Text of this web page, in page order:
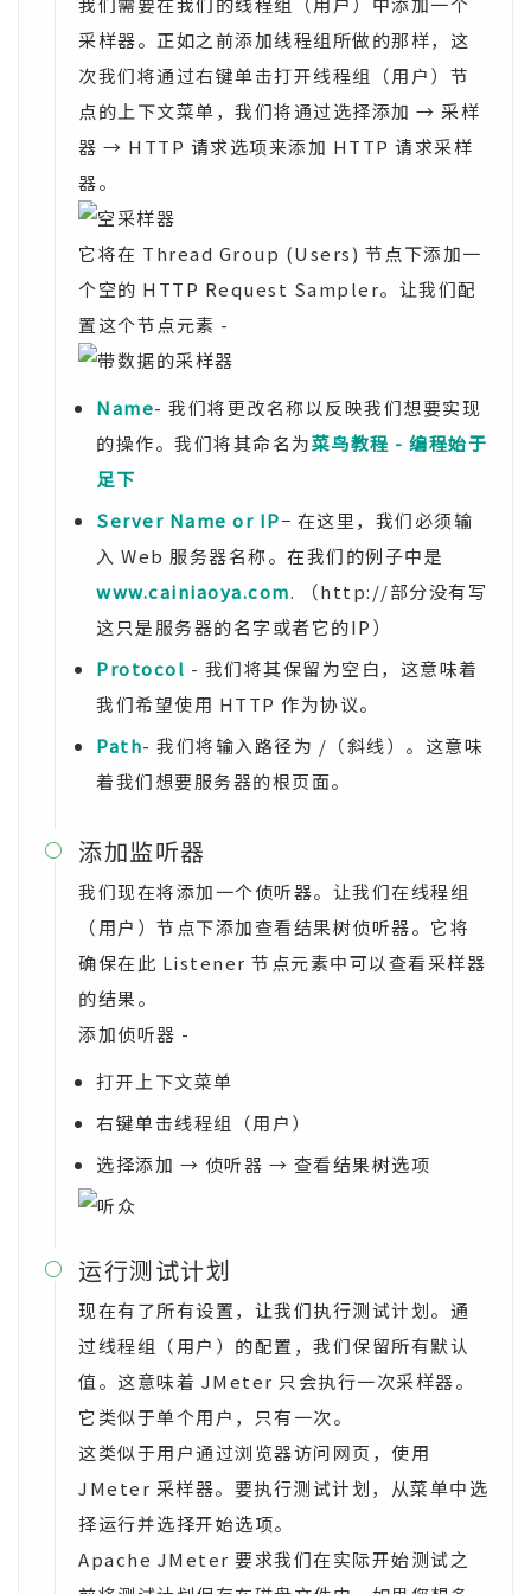
采样器。正如之前添加线程组所做的那样，这
次我们将通过右键单击打开线程组（用户）节
点的上下文菜单，我们将通过选择添加 → 采样
器 → HTTP 请求选项来添加 HTTP 请求采样
器。
它将在 Thread Group (Users) 节点下添加一
个空的 HTTP Request Sampler。让我们配
置这个节点元素 -
Name- 我们将更改名称以反映我们想要实现
的操作。我们将其命名为菜鸟教程 - 编程始于
足下
Server Name or IP− 在这里，我们必须输
入 Web 服务器名称。在我们的例子中是
www.cainiaoya.com. （http://部分没有写
这只是服务器的名字或者它的IP）
Protocol - 我们将其保留为空白，这意味着
我们希望使用 HTTP 作为协议。
Path- 我们将输入路径为 /（斜线）。这意味
着我们想要服务器的根页面。
 添加监听器
我们现在将添加一个侦听器。让我们在线程组
（用户）节点下添加查看结果树侦听器。它将
确保在此 Listener 节点元素中可以查看采样器
的结果。
添加侦听器 -
打开上下文菜单
右键单击线程组（用户）
选择添加 → 侦听器 → 查看结果树选项
 运行测试计划
现在有了所有设置，让我们执行测试计划。通
过线程组（用户）的配置，我们保留所有默认
值。这意味着 JMeter 只会执行一次采样器。
它类似于单个用户，只有一次。
这类似于用户通过浏览器访问网页，使用
JMeter 采样器。要执行测试计划，从菜单中选
择运行并选择开始选项。
Apache JMeter 要求我们在实际开始测试之